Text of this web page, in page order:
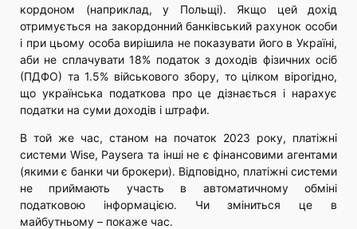
кордоном (наприклад, у Польщі). Якщо цей дохід
отримується на закордонний банківський рахунок особи
і при цьому особа вирішила не показувати його в Україні,
аби не сплачувати 18% податок з доходів фізичних осіб
(ПДФО) та 1.5% військового збору, то цілком вірогідно,
що українська податкова про це дізнається і нарахує
податки на суми доходів і штрафи.
В той же час, станом на початок 2023 року, платіжні
системи Wise, Paysera та інші не є фінансовими агентами
(якими є банки чи брокери). Відповідно, платіжні системи
не приймають участь в автоматичному обміні
податковою інформацією. Чи зміниться це в
майбутньому – покаже час.